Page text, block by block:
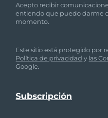
Acepto recibir
entiendo que puedo darme
momento.
Este sitio está protegido por
Política de privacidad y las
Google.